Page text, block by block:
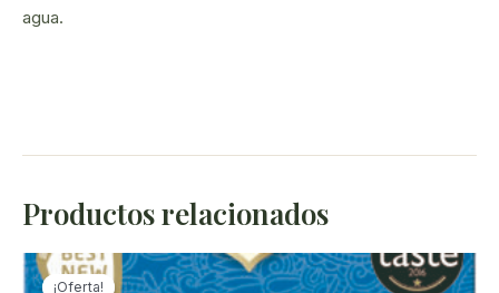
agua.
Productos relacionados
¡Oferta!
¡Oferta!